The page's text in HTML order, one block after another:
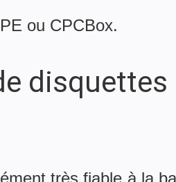
ou CPCBox.
disquettes